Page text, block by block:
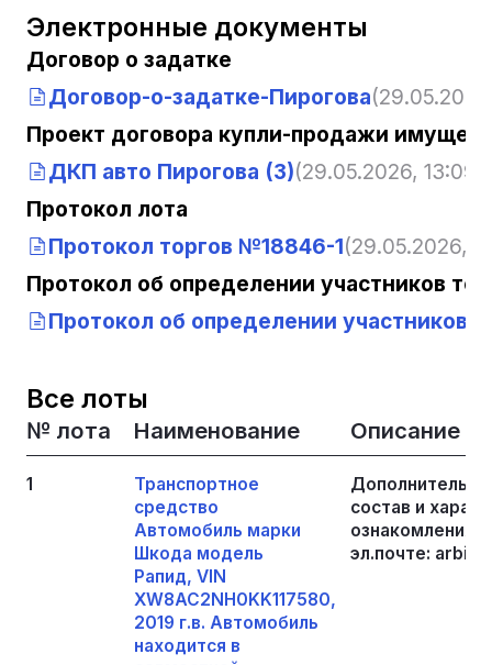
Электронные документы
Договор о задатке
Договор-о-задатке-Пирогова
Проект договора купли-продажи
ДКП авто Пирогова (3)(29.05.2026,
Протокол лота
Протокол торгов №18846-1(29.05.2026,
Протокол об определении участников
Протокол об определении участников
Все лоты
№ лота Наименование Описание
1
Транспортное
средство
Автомобиль марки
Шкода модель
Рапид, VIN
XW8AC2NH0KK117580,
2019 г.в. Автомобиль
находится в
состав и
ознакомления
эл.почте: